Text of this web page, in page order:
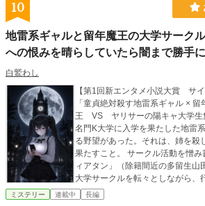
10
地雷系ギャルと留年魔王の大学サーク
への恨みを晴らしていたら闇まで勝手
白鷲わし
【第1回新エンタメ小説大賞 サ
「童貞絶対殺す地雷系ギャル ×
王 VS ヤリサーの陽キャ大学
名門K大学に入学を果たした地雷
る野望があった。それは、姉を殺
果たすこと。 サークル活動を憎み書庫奥地に潜む「魔王レヴ
ィアタン」（除籍間近の多留生山
大学サークルを転々としながら、
壊していく――。一方その裏で、
ミステリー 連載中 長編